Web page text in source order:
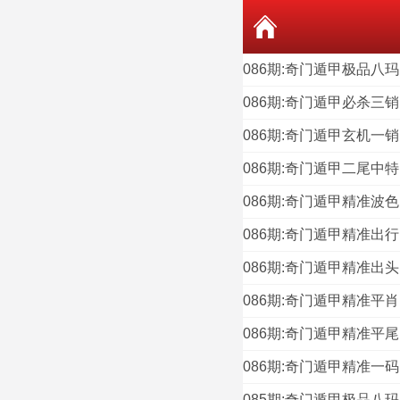
086期:奇门遁甲极品八玛
086期:奇门遁甲必杀三销
086期:奇门遁甲玄机一销
086期:奇门遁甲二尾中特
086期:奇门遁甲精准波色
086期:奇门遁甲精准出行
086期:奇门遁甲精准出头
086期:奇门遁甲精准平肖
086期:奇门遁甲精准平尾
086期:奇门遁甲精准一码